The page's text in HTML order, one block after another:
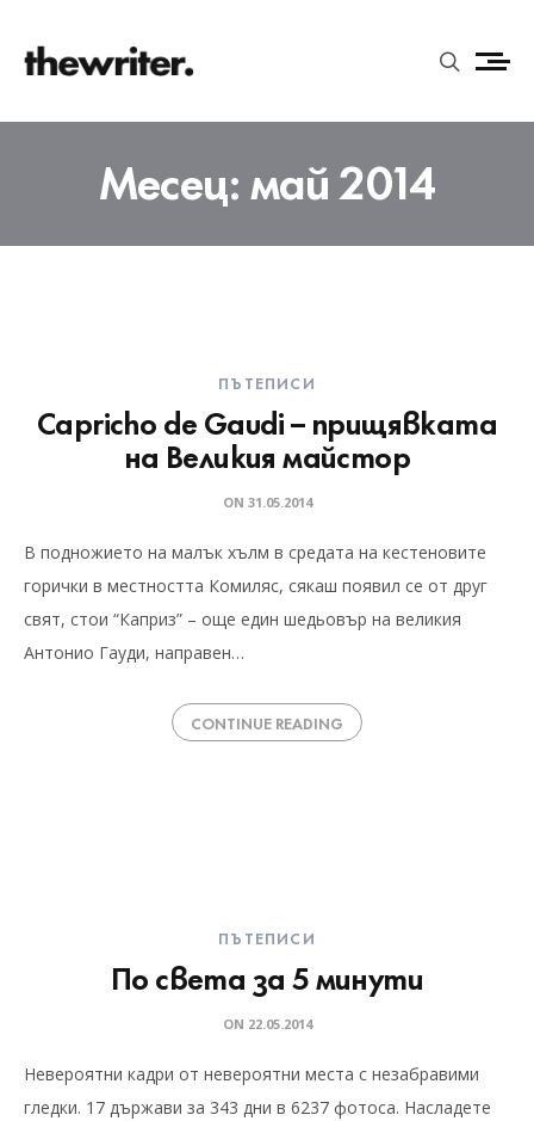
Месец:май 2014
ПЪТЕПИСИ
Capricho de Gaudi – прищявката
на Великия майстор
ON 31.05.2014
В подножието на малък хълм в средата на кестеновите
горички в местността Комиляс, сякаш появил се от друг
свят, стои “Каприз” – още един шедьовър на великия
Антонио Гауди, направен…
CONTINUE READING
ПЪТЕПИСИ
По света за 5 минути
ON 22.05.2014
Невероятни кадри от невероятни места с незабравими
гледки. 17 държави за 343 дни в 6237 фотоса. Насладете